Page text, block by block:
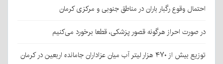
احتمال وقوع رگبار باران در مناطق جنوبی و مرکزی کرمان
در صورت احراز هرگونه قصور پزشکی، قطعا برخورد می‌کنیم
توزیع بیش از ۴۷۰ هزار لیتر آب میان عزاداران جامانده اربعین در کرمان